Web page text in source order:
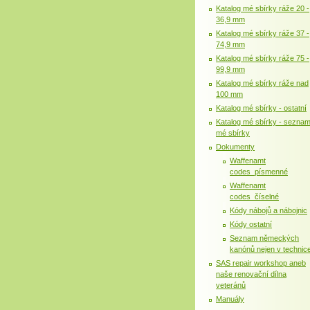
Katalog mé sbírky ráže 20 -
36,9 mm
Katalog mé sbírky ráže 37 -
74,9 mm
Katalog mé sbírky ráže 75 -
99,9 mm
Katalog mé sbírky ráže nad
100 mm
Katalog mé sbírky - ostatní
Katalog mé sbírky - seznam
mé sbírky
Dokumenty
Waffenamt
codes_písmenné
Waffenamt
codes_číselné
Kódy nábojů a nábojnic
Kódy ostatní
Seznam německých
kanónů nejen v
SAS repair workshop aneb
naše renovační dílna
veteránů
Manuály